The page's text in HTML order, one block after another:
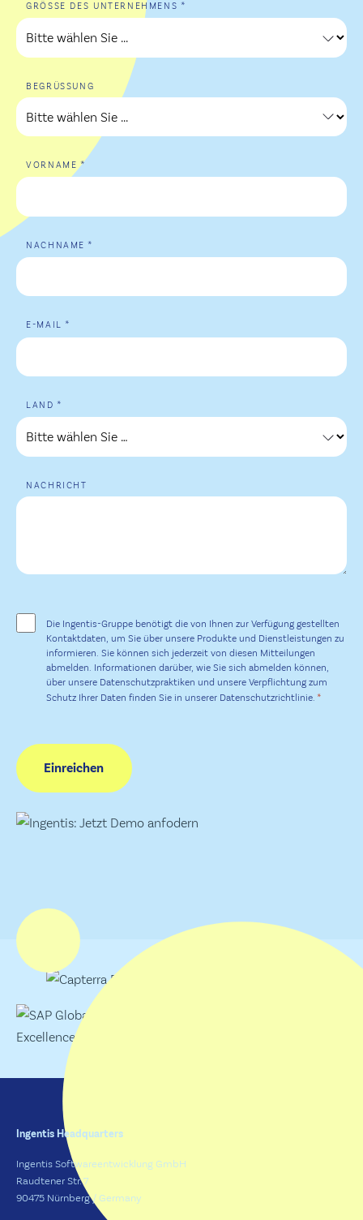
GRÖSSE DES UNTERNEHMENS *
BEGRÜSSUNG
VORNAME *
NACHNAME *
E-MAIL *
LAND *
NACHRICHT
Die Ingentis-Gruppe benötigt die von Ihnen zur Verfügung gestellten
Kontaktdaten, um Sie über unsere Produkte und Dienstleistungen zu
informieren. Sie können sich jederzeit von diesen Mitteilungen
abmelden. Informationen darüber, wie Sie sich abmelden können,
über unsere Datenschutzpraktiken und unsere Verpflichtung zum
Schutz Ihrer Daten finden Sie in unserer Datenschutzrichtlinie. *
Ingentis Headquarters
Ingentis Softwareentwicklung GmbH
Raudtener Str. 7
90475 Nürnberg / Germany